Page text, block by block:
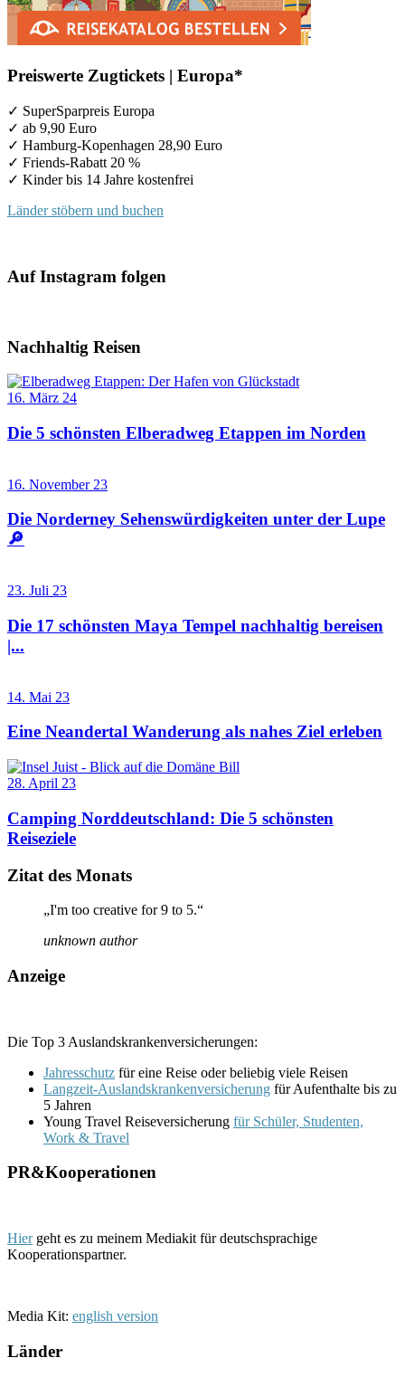
Preiswerte Zugtickets | Europa*
✓ SuperSparpreis Europa
✓ ab 9,90 Euro
✓ Hamburg-Kopenhagen 28,90 Euro
✓ Friends-Rabatt 20 %
✓ Kinder bis 14 Jahre kostenfrei
Länder stöbern und buchen
Auf Instagram folgen
Nachhaltig Reisen
16. März 24
Die 5 schönsten Elberadweg Etappen im Norden
16. November 23
Die Norderney Sehenswürdigkeiten unter der Lupe
🔎
23. Juli 23
Die 17 schönsten Maya Tempel nachhaltig bereisen
|...
14. Mai 23
Eine Neandertal Wanderung als nahes Ziel erleben
28. April 23
Camping Norddeutschland: Die 5 schönsten
Reiseziele
Zitat des Monats
„I'm too creative for 9 to 5.“
unknown author
Anzeige
Die Top 3 Auslandskrankenversicherungen:
Jahresschutz für eine Reise oder beliebig viele Reisen
Langzeit-Auslandskrankenversicherung für Aufenthalte bis zu
5 Jahren
Young Travel Reiseversicherung für Schüler, Studenten,
Work & Travel
PR&Kooperationen
Hiergeht es zu meinem Mediakit für deutschsprachige
Kooperationspartner.
Media Kit: english version
Länder